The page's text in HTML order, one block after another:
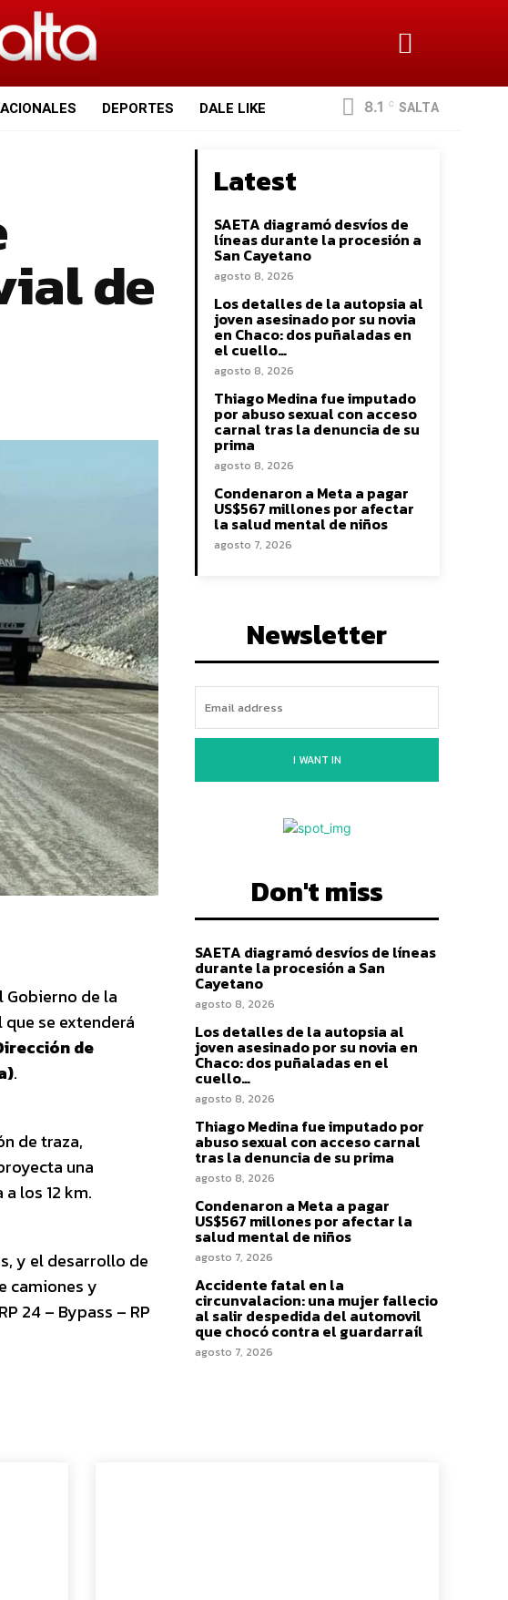
DEPORTES DALE LIKE 8.1 C SALTA
de
de la
se extenderá
de
.
de traza,
una
los 12 km.
y el desarrollo de
camiones y
24 – Bypass – RP
Latest
SAETA diagramó desvíos de
líneas durante la procesión a
San Cayetano
agosto 8, 2026
Los detalles de la autopsia al
joven asesinado por su novia
en Chaco: dos puñaladas en
el cuello…
agosto 8, 2026
Thiago Medina fue imputado
por abuso sexual con acceso
carnal tras la denuncia de su
prima
agosto 8, 2026
Condenaron a Meta a pagar
US$567 millones por afectar
la salud mental de niños
agosto 7, 2026
Newsletter
I WANT IN
Don't miss
SAETA diagramó desvíos de líneas
durante la procesión a San
Cayetano
agosto 8, 2026
Los detalles de la autopsia al
joven asesinado por su novia en
Chaco: dos puñaladas en el
cuello…
agosto 8, 2026
Thiago Medina fue imputado por
abuso sexual con acceso carnal
tras la denuncia de su prima
agosto 8, 2026
Condenaron a Meta a pagar
US$567 millones por afectar la
salud mental de niños
agosto 7, 2026
Accidente fatal en la
circunvalacion: una mujer fallecio
al salir despedida del automovil
que chocó contra el guardarraíl
agosto 7, 2026